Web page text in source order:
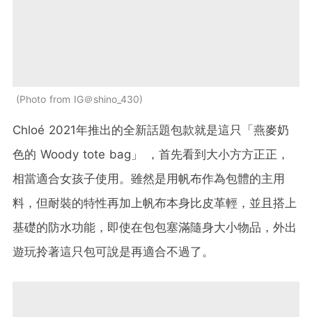
Photo from IG＠shino_430
Chloé 2021年推出的全新話題包款就是這只「燕麥奶
色的 Woody tote bag」 ，首先看到大小方方正正，
相當適合女孩子使用。雖然是用帆布作為包體的主用
料，但耐裝的特性再加上帆布本身比皮革輕，並且搭上
基礎的防水功能，即使在包包塞滿隨身大小物品，外出
遊玩拎著這只包可說是再適合不過了。